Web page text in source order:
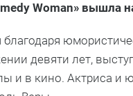
Woman» вышла
благодаря
девяти лет,
и в кино. Актриса